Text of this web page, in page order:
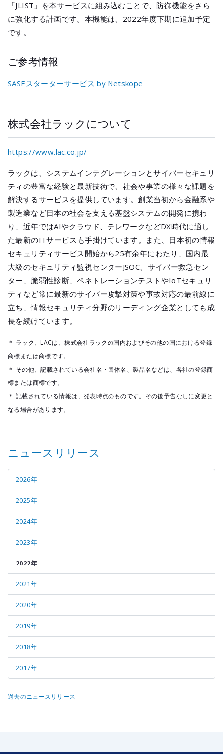
「JLIST」を本サービスに組み込むことで、防御機能をさら
に強化する計画です。本機能は、2022年度下期に追加予定
です。
ご参考情報
SASEスターターサービス by Netskope
株式会社ラックについて
https://www.lac.co.jp/
ラックは、システムインテグレーションとサイバーセキュリ
ティの豊富な経験と最新技術で、社会や事業の様々な課題を
解決するサービスを提供しています。創業当初から金融系や
製造業など日本の社会を支える基盤システムの開発に携わ
り、近年ではAIやクラウド、テレワークなどDX時代に適し
た最新のITサービスも手掛けています。また、日本初の情報
セキュリティサービス開始から25有余年にわたり、国内最
大級のセキュリティ監視センターJSOC、サイバー救急セン
ター、脆弱性診断、ペネトレーションテストやIoTセキュリ
ティなど常に最新のサイバー攻撃対策や事故対応の最前線に
立ち、情報セキュリティ分野のリーディング企業としても成
長を続けています。
＊ ラック、LACは、株式会社ラックの国内およびその他の国における登録
商標または商標です。
＊ その他、記載されている会社名・団体名、製品名などは、各社の登録商
標または商標です。
＊ 記載されている情報は、発表時点のものです。その後予告なしに変更と
なる場合があります。
ニュースリリース
2026年
2025年
2024年
2023年
2022年
2021年
2020年
2019年
2018年
2017年
過去のニュースリリース